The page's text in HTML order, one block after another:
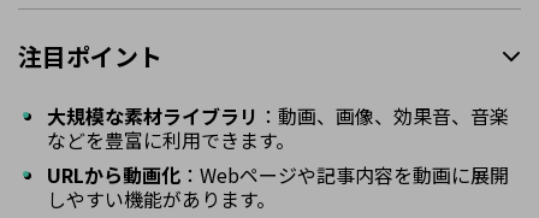
注目ポイント
大規模な素材ライブラリ ：動画、画像、効果音、音楽
などを豊富に利用できます。
URLから動画化 ：Webページや記事内容を動画に展開
しやすい機能があります。